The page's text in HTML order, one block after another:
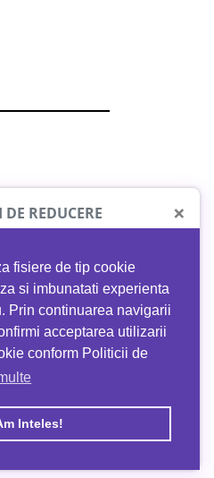
fisiere de tip cookie
si imbunatati experienta
Prin continuarea navigarii
acceptarea utilizarii
conform Politicii de
Inteles!
REDUCERE ×
la orice comandă
codul EATTRACK